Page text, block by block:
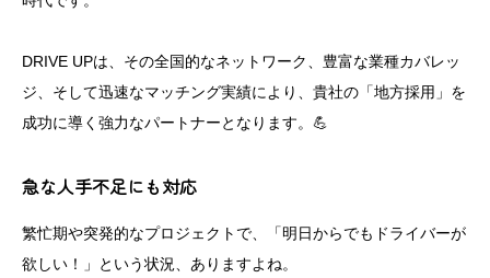
DRIVE UPは、その全国的なネットワーク、豊富な業種カバレッ
ジ、そして迅速なマッチング実績により、貴社の「地方採用」を
成功に導く強力なパートナーとなります。💪
急な人手不足にも対応
繁忙期や突発的なプロジェクトで、「明日からでもドライバーが
欲しい！」という状況、ありますよね。